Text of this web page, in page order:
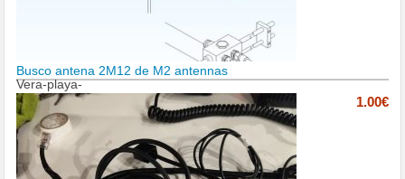
Busco antena 2M12 de M2 antennas
Vera-playa-
1.00€